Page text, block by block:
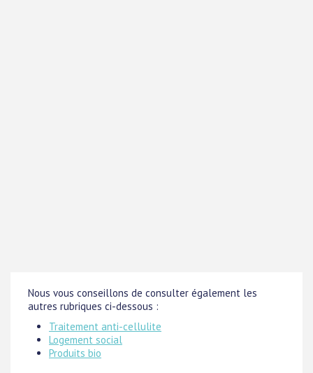
Nous vous conseillons de consulter également les
autres rubriques ci-dessous :
Traitement anti-cellulite
Logement social
Produits bio